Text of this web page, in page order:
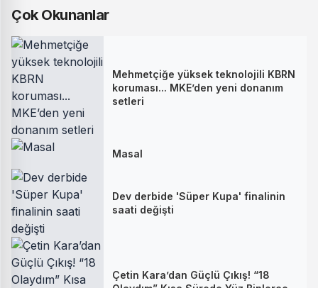
Çok Okunanlar
Mehmetçiğe yüksek teknolojili KBRN
koruması... MKE’den yeni donanım
setleri
Masal
Dev derbide 'Süper Kupa' finalinin
saati değişti
Çetin Kara’dan Güçlü Çıkış! “18